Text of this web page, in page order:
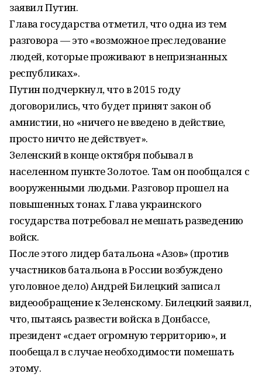
заявил Путин.
Глава государства отметил, что одна из тем
разговора — это «возможное преследование
людей, которые проживают в непризнанных
республиках».
Путин подчеркнул, что в 2015 году
договорились, что будет принят закон об
амнистии, но «ничего не введено в действие,
просто ничто не действует».
Зеленский в конце октября побывал в
населенном пункте Золотое. Там он пообщался с
вооруженными людьми. Разговор прошел на
повышенных тонах. Глава украинского
государства потребовал не мешать разведению
войск.
После этого лидер батальона «Азов» (против
участников батальона в России возбуждено
уголовное дело) Андрей Билецкий записал
видеообращение к Зеленскому. Билецкий заявил,
что, пытаясь развести войска в Донбассе,
президент «сдает огромную территорию», и
пообещал в случае необходимости помешать
этому.